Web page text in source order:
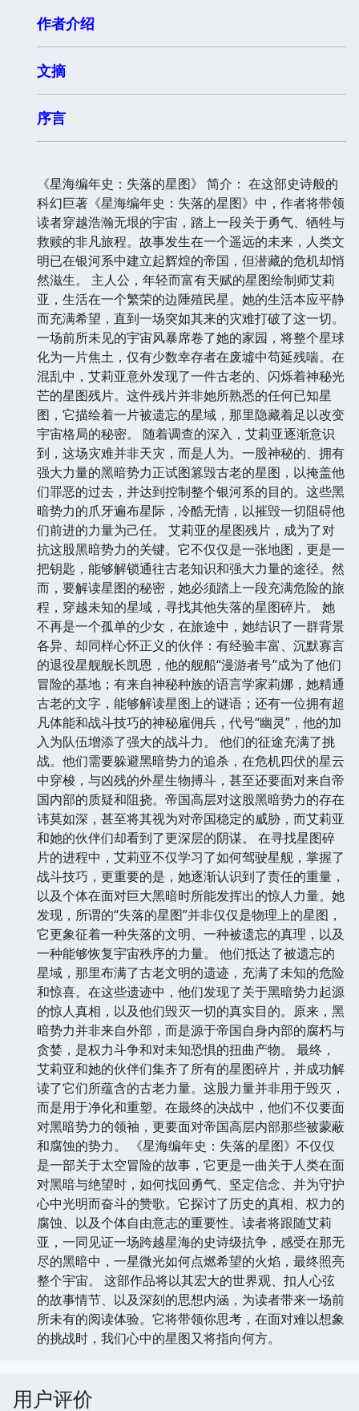
作者介绍
文摘
序言
《星海编年史：失落的星图》 简介： 在这部史诗般的
科幻巨著《星海编年史：失落的星图》中，作者将带领
读者穿越浩瀚无垠的宇宙，踏上一段关于勇气、牺牲与
救赎的非凡旅程。故事发生在一个遥远的未来，人类文
明已在银河系中建立起辉煌的帝国，但潜藏的危机却悄
然滋生。 主人公，年轻而富有天赋的星图绘制师艾莉
亚，生活在一个繁荣的边陲殖民星。她的生活本应平静
而充满希望，直到一场突如其来的灾难打破了这一切。
一场前所未见的宇宙风暴席卷了她的家园，将整个星球
化为一片焦土，仅有少数幸存者在废墟中苟延残喘。在
混乱中，艾莉亚意外发现了一件古老的、闪烁着神秘光
芒的星图残片。这件残片并非她所熟悉的任何已知星
图，它描绘着一片被遗忘的星域，那里隐藏着足以改变
宇宙格局的秘密。 随着调查的深入，艾莉亚逐渐意识
到，这场灾难并非天灾，而是人为。一股神秘的、拥有
强大力量的黑暗势力正试图篡毁古老的星图，以掩盖他
们罪恶的过去，并达到控制整个银河系的目的。这些黑
暗势力的爪牙遍布星际，冷酷无情，以摧毁一切阻碍他
们前进的力量为己任。 艾莉亚的星图残片，成为了对
抗这股黑暗势力的关键。它不仅仅是一张地图，更是一
把钥匙，能够解锁通往古老知识和强大力量的途径。然
而，要解读星图的秘密，她必须踏上一段充满危险的旅
程，穿越未知的星域，寻找其他失落的星图碎片。 她
不再是一个孤单的少女，在旅途中，她结识了一群背景
各异、却同样心怀正义的伙伴：有经验丰富、沉默寡言
的退役星舰舰长凯恩，他的舰船“漫游者号”成为了他们
冒险的基地；有来自神秘种族的语言学家莉娜，她精通
古老的文字，能够解读星图上的谜语；还有一位拥有超
凡体能和战斗技巧的神秘雇佣兵，代号“幽灵”，他的加
入为队伍增添了强大的战斗力。 他们的征途充满了挑
战。他们需要躲避黑暗势力的追杀，在危机四伏的星云
中穿梭，与凶残的外星生物搏斗，甚至还要面对来自帝
国内部的质疑和阻挠。帝国高层对这股黑暗势力的存在
讳莫如深，甚至将其视为对帝国稳定的威胁，而艾莉亚
和她的伙伴们却看到了更深层的阴谋。 在寻找星图碎
片的进程中，艾莉亚不仅学习了如何驾驶星舰，掌握了
战斗技巧，更重要的是，她逐渐认识到了责任的重量，
以及个体在面对巨大黑暗时所能发挥出的惊人力量。她
发现，所谓的“失落的星图”并非仅仅是物理上的星图，
它更象征着一种失落的文明、一种被遗忘的真理，以及
一种能够恢复宇宙秩序的力量。 他们抵达了被遗忘的
星域，那里布满了古老文明的遗迹，充满了未知的危险
和惊喜。在这些遗迹中，他们发现了关于黑暗势力起源
的惊人真相，以及他们毁灭一切的真实目的。原来，黑
暗势力并非来自外部，而是源于帝国自身内部的腐朽与
贪婪，是权力斗争和对未知恐惧的扭曲产物。 最终，
艾莉亚和她的伙伴们集齐了所有的星图碎片，并成功解
读了它们所蕴含的古老力量。这股力量并非用于毁灭，
而是用于净化和重塑。在最终的决战中，他们不仅要面
对黑暗势力的领袖，更要面对帝国高层内部那些被蒙蔽
和腐蚀的势力。 《星海编年史：失落的星图》不仅仅
是一部关于太空冒险的故事，它更是一曲关于人类在面
对黑暗与绝望时，如何找回勇气、坚定信念、并为守护
心中光明而奋斗的赞歌。它探讨了历史的真相、权力的
腐蚀、以及个体自由意志的重要性。读者将跟随艾莉
亚，一同见证一场跨越星海的史诗级抗争，感受在那无
尽的黑暗中，一星微光如何点燃希望的火焰，最终照亮
整个宇宙。 这部作品将以其宏大的世界观、扣人心弦
的故事情节、以及深刻的思想内涵，为读者带来一场前
所未有的阅读体验。它将带领你思考，在面对难以想象
的挑战时，我们心中的星图又将指向何方。
用户评价